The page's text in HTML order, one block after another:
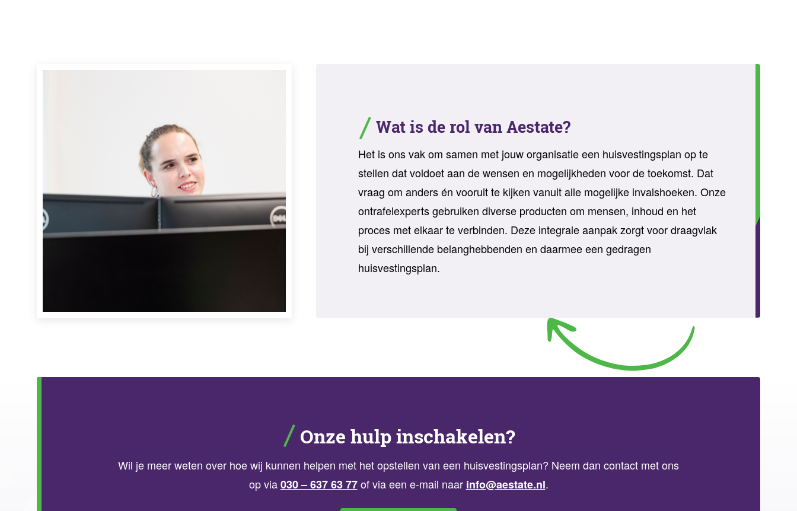
Wat is de rol van Aestate?
Het is ons vak om samen met jouw organisatie een huisvestingsplan op te
stellen dat voldoet aan de wensen en mogelijkheden voor de toekomst. Dat
vraag om anders én vooruit te kijken vanuit alle mogelijke invalshoeken. Onze
ontrafelexperts gebruiken diverse producten om mensen, inhoud en het
proces met elkaar te verbinden. Deze integrale aanpak zorgt voor draagvlak
bij verschillende belanghebbenden en daarmee een gedragen
huisvestingsplan.
Onze hulp inschakelen?
Wil je meer weten over hoe wij kunnen helpen met het opstellen van een huisvestingsplan? Neem dan contact met ons
op via030 – 637 63 77of via een e-mail naar info@aestate.nl.